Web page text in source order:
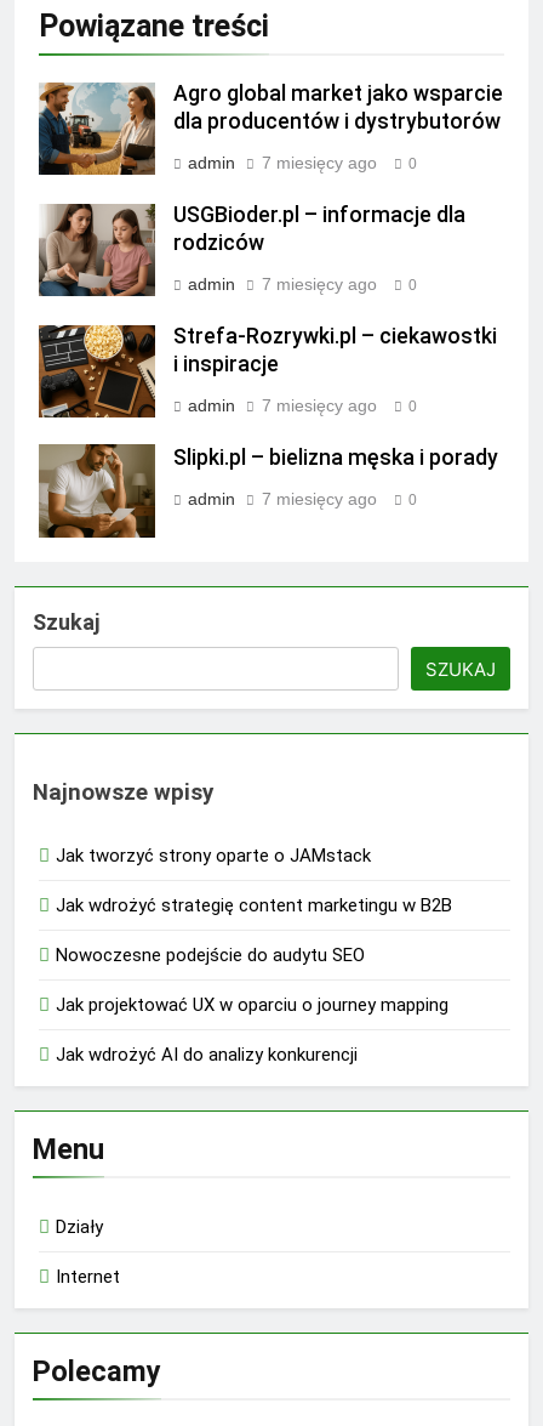
Powiązane treści
Agro global market jako wsparcie
dla producentów i dystrybutorów
admin 7 miesięcy ago 0
USGBioder.pl – informacje dla
rodziców
admin 7 miesięcy ago 0
Strefa-Rozrywki.pl – ciekawostki
i inspiracje
admin 7 miesięcy ago 0
Slipki.pl – bielizna męska i porady
admin 7 miesięcy ago 0
Szukaj
SZUKAJ
Najnowsze wpisy
Jak tworzyć strony oparte o JAMstack
Jak wdrożyć strategię content marketingu w B2B
Nowoczesne podejście do audytu SEO
Jak projektować UX w oparciu o journey mapping
Jak wdrożyć AI do analizy konkurencji
Menu
Działy
Internet
Polecamy